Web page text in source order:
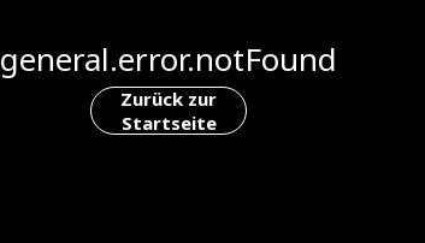
general.error.notFound
Zurück zur
Startseite